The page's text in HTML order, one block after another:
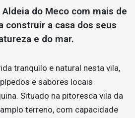
do Meco com mais de
construir a casa dos seus
e do mar.
tranquilo e natural nesta vila,
e sabores locais
Situado na pitoresca vila da
terreno, com capacidade